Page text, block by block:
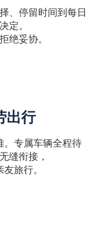
、停留时间到每日
定。
绝妥协。
出行
。专属车辆全程待
缝衔接，
旅行。